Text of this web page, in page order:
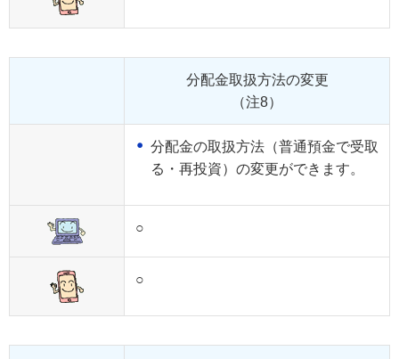
分配金取扱方法の変更
（注8）
分配金の取扱方法（普通預金で受取
る・再投資）の変更ができます。
○
○